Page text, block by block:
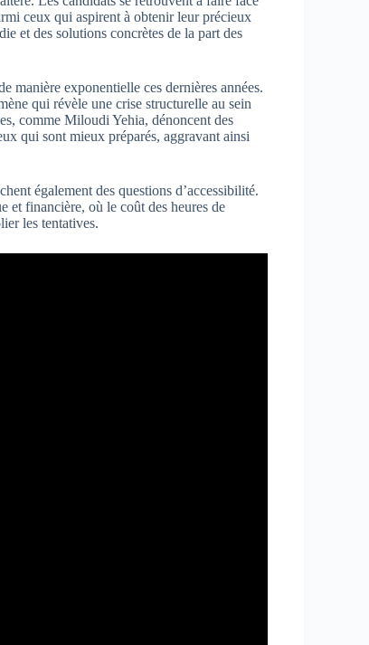
ceux qui aspirent à obtenir leur précieux
et des solutions concrètes de la part des
manière exponentielle ces dernières années.
qui révèle une crise structurelle au sein
comme Miloudi Yehia, dénoncent des
qui sont mieux préparés, aggravant ainsi
également des questions d’accessibilité.
et financière, où le coût des heures de
les tentatives.